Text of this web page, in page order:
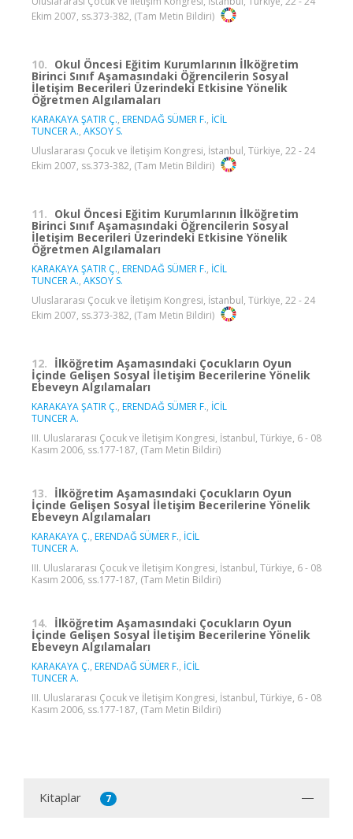
Ekim 2007, ss.373-382, (Tam Metin Bildiri)
10. Okul Öncesi Eğitim Kurumlarının İlköğretim
Birinci Sınıf Aşamasındaki Öğrencilerin Sosyal
İletişim Becerileri Üzerindeki Etkisine Yönelik
Öğretmen Algılamaları
KARAKAYA ŞATIR Ç., ERENDAĞ SÜMER F., İCİL
TUNCER A., AKSOY S.
Uluslararası Çocuk ve İletişim Kongresi, İstanbul, Türkiye, 22 - 24
Ekim 2007, ss.373-382, (Tam Metin Bildiri)
11. Okul Öncesi Eğitim Kurumlarının İlköğretim
Birinci Sınıf Aşamasındaki Öğrencilerin Sosyal
İletişim Becerileri Üzerindeki Etkisine Yönelik
Öğretmen Algılamaları
KARAKAYA ŞATIR Ç., ERENDAĞ SÜMER F., İCİL
TUNCER A., AKSOY S.
Uluslararası Çocuk ve İletişim Kongresi, İstanbul, Türkiye, 22 - 24
Ekim 2007, ss.373-382, (Tam Metin Bildiri)
12. İlköğretim Aşamasındaki Çocukların Oyun
İçinde Gelişen Sosyal İletişim Becerilerine Yönelik
Ebeveyn Algılamaları
KARAKAYA ŞATIR Ç., ERENDAĞ SÜMER F., İCİL
TUNCER A.
III. Uluslararası Çocuk ve İletişim Kongresi, İstanbul, Türkiye, 6 - 08
Kasım 2006, ss.177-187, (Tam Metin Bildiri)
13. İlköğretim Aşamasındaki Çocukların Oyun
İçinde Gelişen Sosyal İletişim Becerilerine Yönelik
Ebeveyn Algılamaları
KARAKAYA Ç., ERENDAĞ SÜMER F., İCİL
TUNCER A.
III. Uluslararası Çocuk ve İletişim Kongresi, İstanbul, Türkiye, 6 - 08
Kasım 2006, ss.177-187, (Tam Metin Bildiri)
14. İlköğretim Aşamasındaki Çocukların Oyun
İçinde Gelişen Sosyal İletişim Becerilerine Yönelik
Ebeveyn Algılamaları
KARAKAYA Ç., ERENDAĞ SÜMER F., İCİL
TUNCER A.
III. Uluslararası Çocuk ve İletişim Kongresi, İstanbul, Türkiye, 6 - 08
Kasım 2006, ss.177-187, (Tam Metin Bildiri)
Kitaplar 7